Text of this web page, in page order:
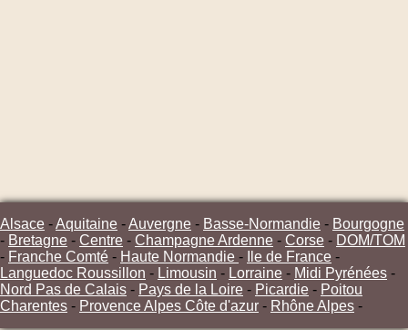
Alsace -Aquitaine -Auvergne - Basse-Normandie - Bourgogne
- Bretagne - Centre - Champagne Ardenne - Corse - DOM/TOM
- Franche Comté - Haute Normandie - Ile de France -
Languedoc Roussillon - Limousin - Lorraine - Midi Pyrénées -
Nord Pas de Calais - Pays de la Loire - Picardie - Poitou
Charentes - Provence Alpes Côte d'azur - Rhône Alpes -